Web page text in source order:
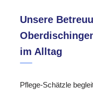
Unsere
im Alltag
Pflege-Schätzle